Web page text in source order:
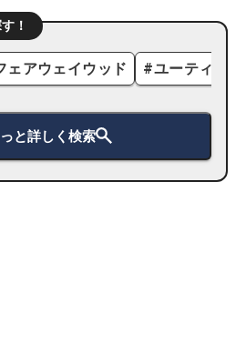
！
ェアウェイウッド #ユーティリ
と詳しく検索